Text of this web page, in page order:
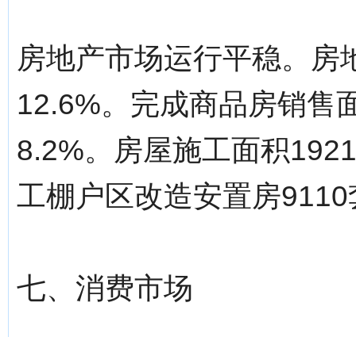
房地产市场运行平稳。
12.6%。完成商品房销售
8.2%。房屋施工面积
工棚户区改造安置房
七、消费市场